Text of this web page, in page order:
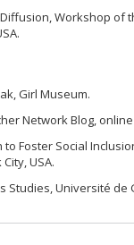
Workshop of
Girl Museum.
Network Blog, online
to Foster Social
USA.
Studies, Université de